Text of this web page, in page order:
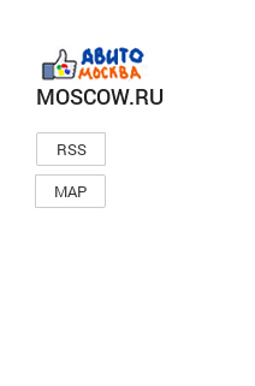
MOSCOW.RU
RSS
MAP